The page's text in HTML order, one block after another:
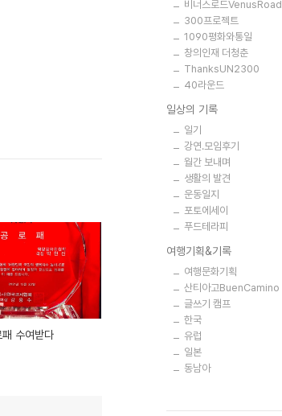
수여받다
비너스로드VenusRoad
300프로젝트
1090평화와통일
창의인재 더청춘
ThanksUN2300
40라운드
일상의 기록
일기
강연.모임후기
월간 보내며
생활의 발견
운동일지
포토에세이
푸드테라피
여행기획&기록
여행문화기획
산티아고BuenCamino
글쓰기 캠프
한국
유럽
일본
동남아